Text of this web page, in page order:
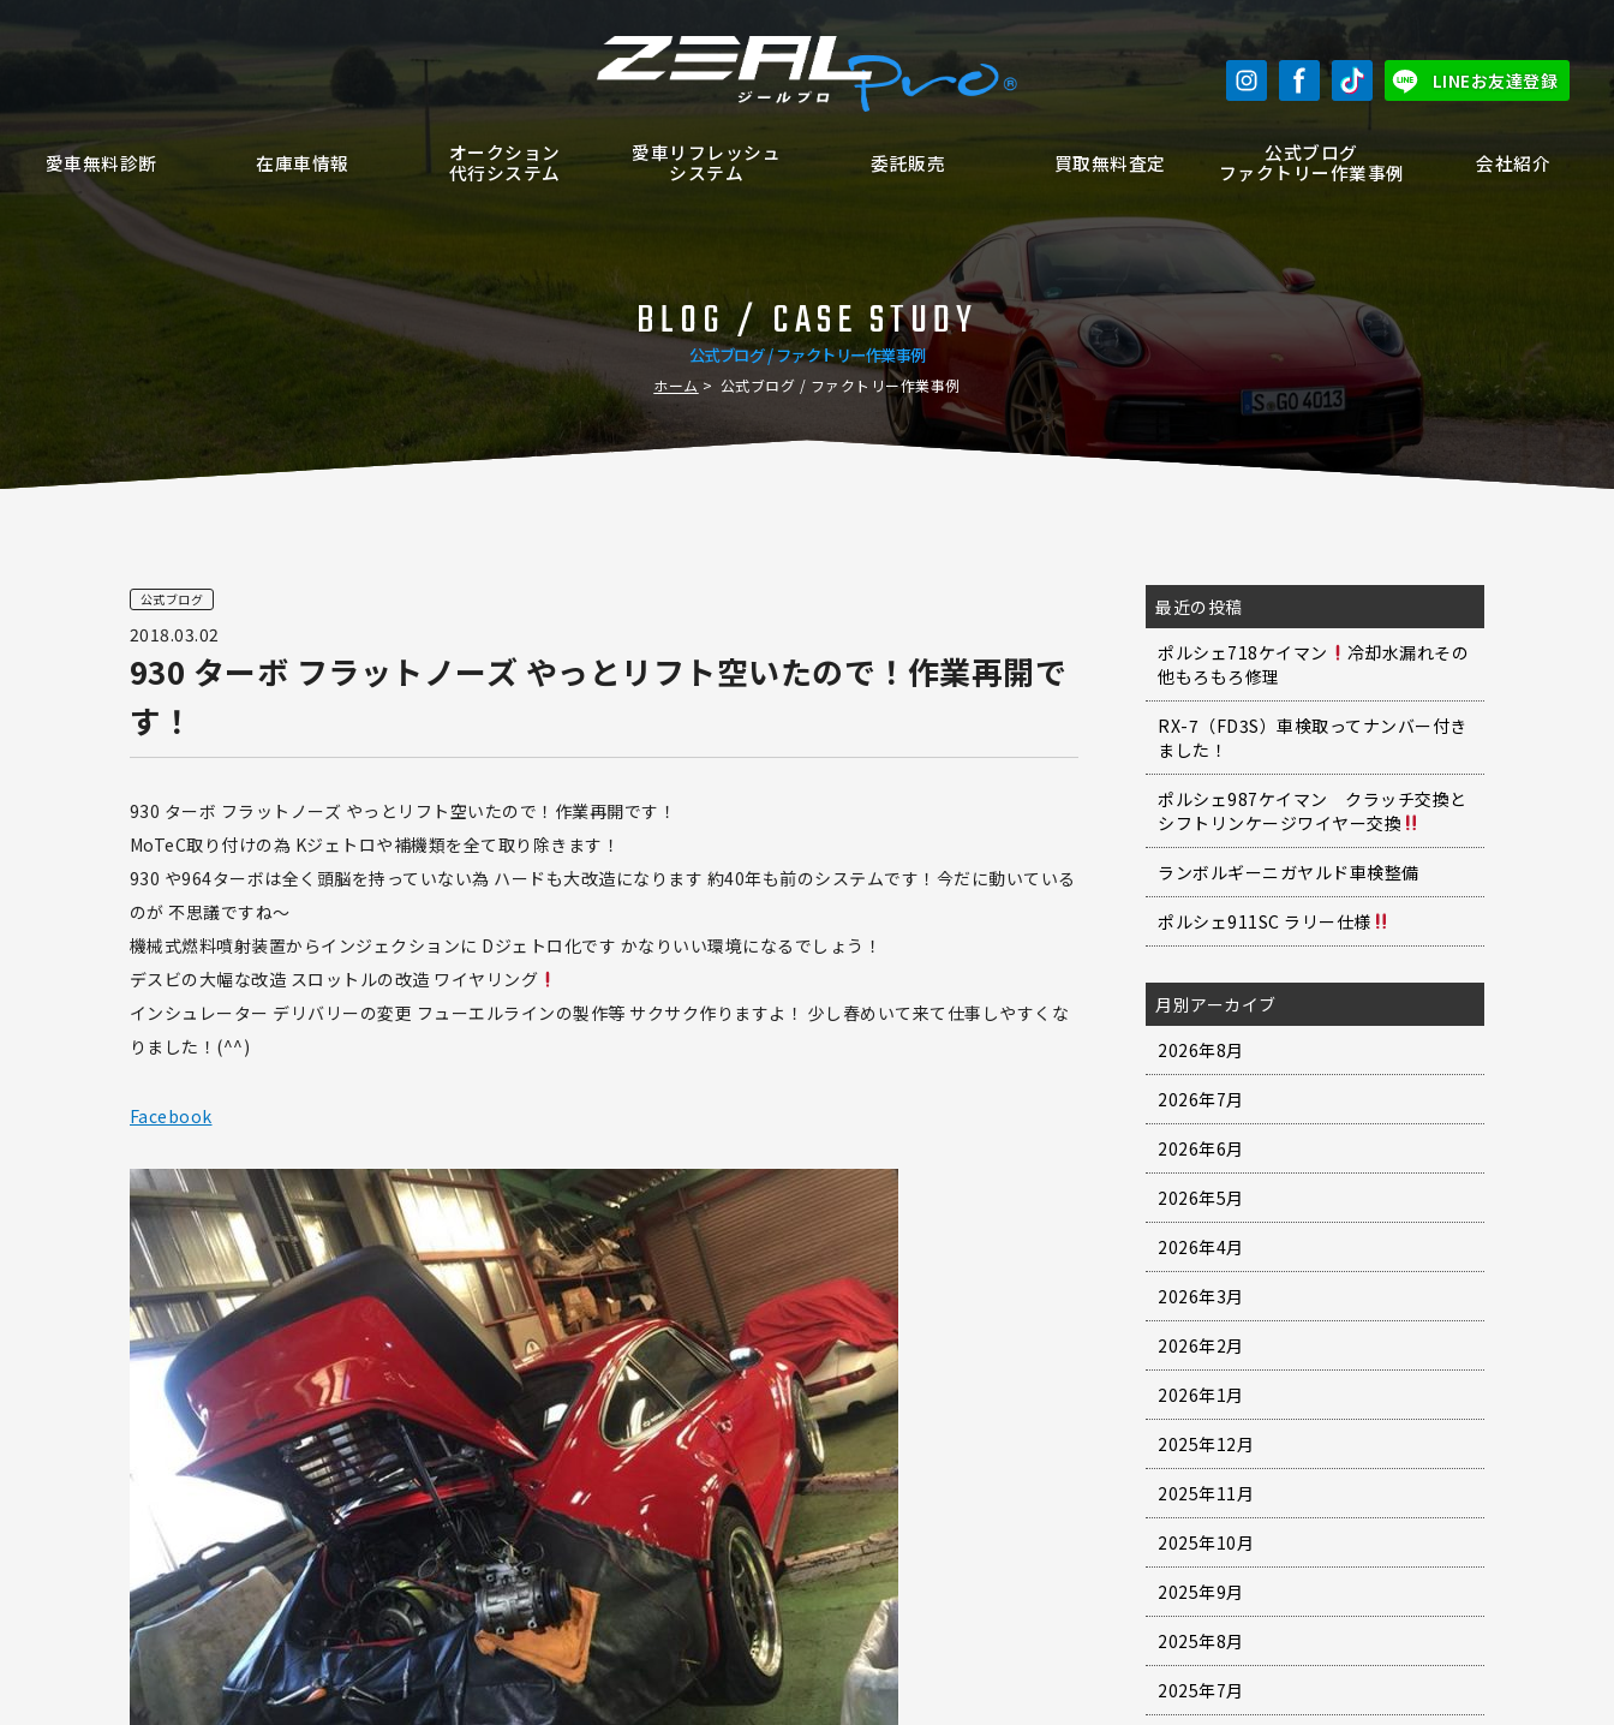
LINEお友達登録
愛車無料診断 在庫車情報
オークション
代行システム
愛車リフレッシュ
システム
委託販売 買取無料査定
公式ブログ
ファクトリー作業事例
会社紹介
公式ブログ / ファクトリー作業事例
BLOG / CASE STUDY
ホーム 公式ブログ / ファクトリー作業事例
公式ブログ
2018.03.02
930 ターボ フラットノーズ やっとリフト空いたので！作業再開で
す！
930 ターボ フラットノーズ やっとリフト空いたので！作業再開です！
MoTeC取り付けの為 Kジェトロや補機類を全て取り除きます！
930 や964ターボは全く頭脳を持っていない為 ハードも大改造になります 約40年も前のシステムです！今だに動いている
のが 不思議ですね〜
機械式燃料噴射装置からインジェクションに Dジェトロ化です かなりいい環境になるでしょう！
デスビの大幅な改造 スロットルの改造 ワイヤリング
インシュレーター デリバリーの変更 フューエルラインの製作等 サクサク作りますよ！ 少し春めいて来て仕事しやすくな
りました！(^^)
Facebook
最近の投稿
ポルシェ718ケイマン
冷却水漏れその
他もろもろ修理
RX-7（FD3S）車検取ってナンバー付き
ました！
ポルシェ987ケイマン クラッチ交換と
シフトリンケージワイヤー交換
ランボルギーニガヤルド車検整備
ポルシェ911SC ラリー仕様
月別アーカイブ
2026年8月
2026年7月
2026年6月
2026年5月
2026年4月
2026年3月
2026年2月
2026年1月
2025年12月
2025年11月
2025年10月
2025年9月
2025年8月
2025年7月